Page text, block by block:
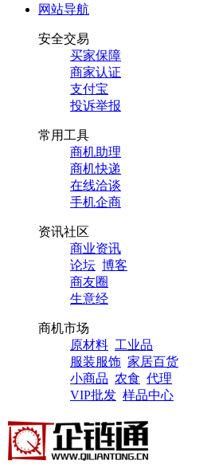
网站导航
安全交易
买家保障
商家认证
支付宝
投诉举报
常用工具
商机助理
商机快递
在线洽谈
手机企商
资讯社区
商业资讯
论坛 博客
商友圈
生意经
商机市场
原材料 工业品
服装服饰 家居百货
小商品 农食 代理
VIP批发 样品中心